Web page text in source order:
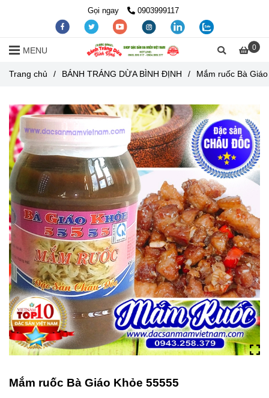
Gọi ngay 0903999117
0
MENU
Trang chủ / BÁNH TRÁNG DỪA BÌNH ĐỊNH / Mắm ruốc Bà
Mắm ruốc Bà Giáo Khỏe 55555